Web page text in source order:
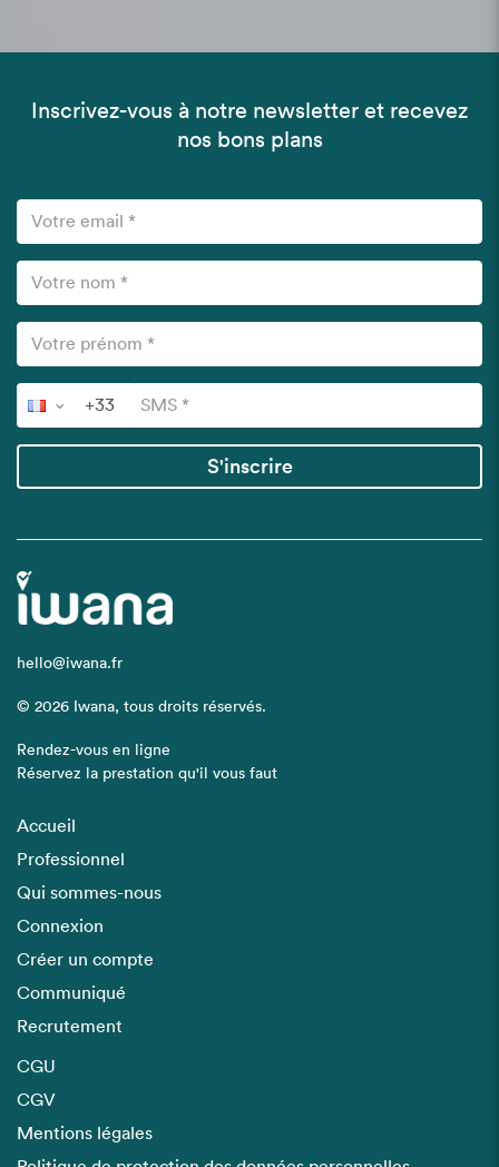
Inscrivez-vous à notre newsletter et recevez
nos bons plans
S'inscrire
hello@iwana.fr
© 2026 Iwana, tous droits réservés.
Rendez-vous en ligne
Réservez la prestation qu'il vous faut
Accueil
Professionnel
Qui sommes-nous
Connexion
Créer un compte
Communiqué
Recrutement
CGU
CGV
Mentions légales